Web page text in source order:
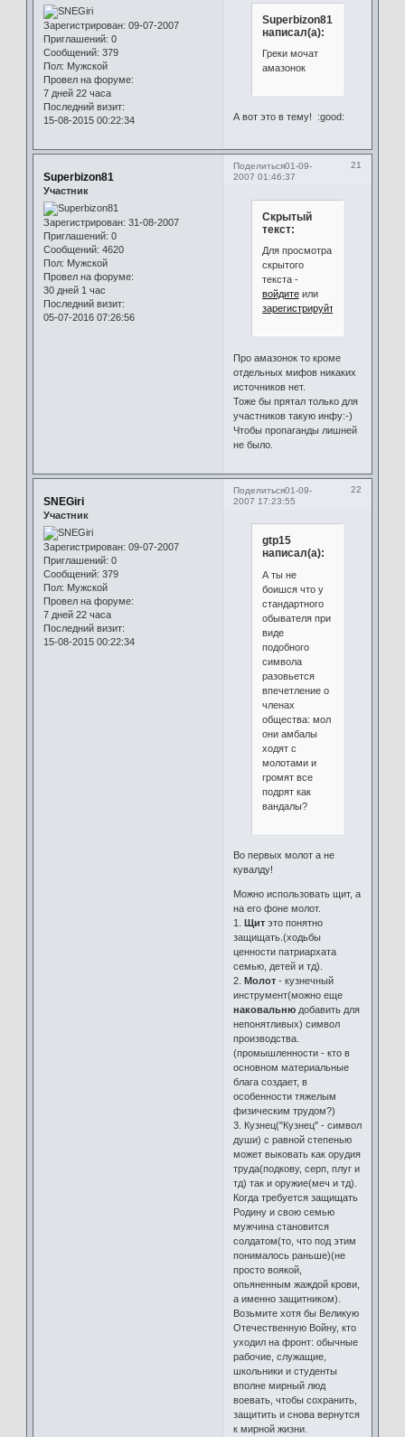
Зарегистрирован: 09-07-2007
Приглашений: 0
Сообщений: 379
Пол: Мужской
Провел на форуме:
7 дней 22 часа
Последний визит:
15-08-2015 00:22:34
Superbizon81
написал(а):
Греки мочат
амазонок
А вот это в тему! :good:
Поделиться 21
01-09-
2007 01:46:37
Superbizon81
Участник
Зарегистрирован: 31-08-2007
Приглашений: 0
Сообщений: 4620
Пол: Мужской
Провел на форуме:
30 дней 1 час
Последний визит:
05-07-2016 07:26:56
Скрытый
текст:
Для просмотра
скрытого
текста -
войдитеили
зарегистрируйтесь
Про амазонок то кроме
отдельных мифов никаких
источников нет.
Тоже бы прятал только для
участников такую инфу:-)
Чтобы пропаганды лишней
не было.
Поделиться 22
01-09-
2007 17:23:55
SNEGiri
Участник
Зарегистрирован: 09-07-2007
Приглашений: 0
Сообщений: 379
Пол: Мужской
Провел на форуме:
7 дней 22 часа
Последний визит:
15-08-2015 00:22:34
gtp15
написал(а):
А ты не
боишся что у
стандартного
обывателя при
виде
подобного
символа
разовьется
впечетление о
членах
общества: мол
они амбалы
ходят с
молотами и
громят все
подрят как
вандалы?
Во первых молот а не
кувалду!
Можно использовать щит, а
на его фоне молот.
1.
Щитэто понятно
защищать.(ходьбы
ценности патриархата
семью, детей и тд).
2.
Молот- кузнечный
инструмент(можно еще
наковальнюдобавить для
непонятливых) символ
производства.
(промышленности - кто в
основном материальные
блага создает, в
особенности тяжелым
физическим трудом?)
3. Кузнец("Кузнец" - символ
души) с равной степенью
может выковать как орудия
труда(подкову, серп, плуг и
тд) так и оружие(меч и тд).
Когда требуется защищать
Родину и свою семью
мужчина становится
солдатом(то, что под этим
понималось раньше)(не
просто воякой,
опьяненным жаждой крови,
а именно защитником).
Возьмите хотя бы Великую
Отечественную Войну, кто
уходил на фронт: обычные
рабочие, служащие,
школьники и студенты
вполне мирный люд
воевать, чтобы сохранить,
защитить и снова вернутся
к мирной жизни.